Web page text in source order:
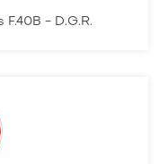
- D.G.R.